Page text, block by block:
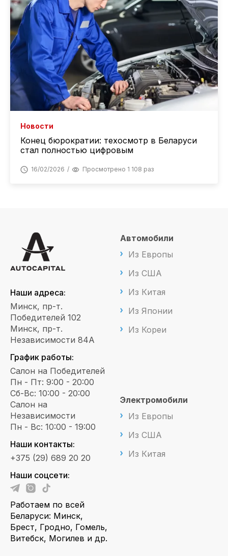
Новости
Конец бюрократии: техосмотр в Беларуси
стал полностью цифровым
16/02/2026 Просмотрено 1 108 раз
Наши адреса:
Минск, пр-т.
Победителей 102
Минск, пр-т.
Независимости 84А
График работы:
Салон на Победителей
Пн - Пт: 9:00 - 20:00
Сб-Вс: 10:00 - 20:00
Салон на
Независимости
Пн - Вс: 10:00 - 19:00
Наши контакты:
+375 (29) 689 20 20
Наши соцсети:
Работаем по всей
Беларуси: Минск,
Брест, Гродно, Гомель,
Витебск, Могилев и др.
Автомобили
Из Европы
Из США
Из Китая
Из Японии
Из Кореи
Электромобили
Из Европы
Из США
Из Китая